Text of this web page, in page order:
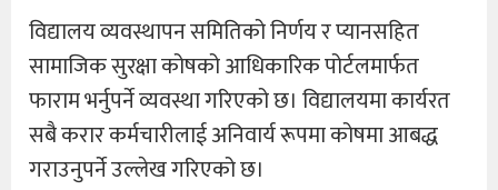
विद्यालय व्यवस्थापन समितिको निर्णय र प्यानसहित
सामाजिक सुरक्षा कोषको आधिकारिक पोर्टलमार्फत
फाराम भर्नुपर्ने व्यवस्था गरिएको छ। विद्यालयमा कार्यरत
सबै करार कर्मचारीलाई अनिवार्य रूपमा कोषमा आबद्ध
गराउनुपर्ने उल्लेख गरिएको छ।